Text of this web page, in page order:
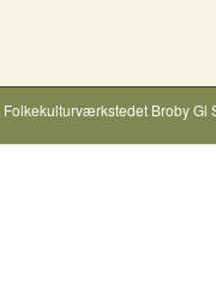
Folkekulturværkstedet Broby Gl